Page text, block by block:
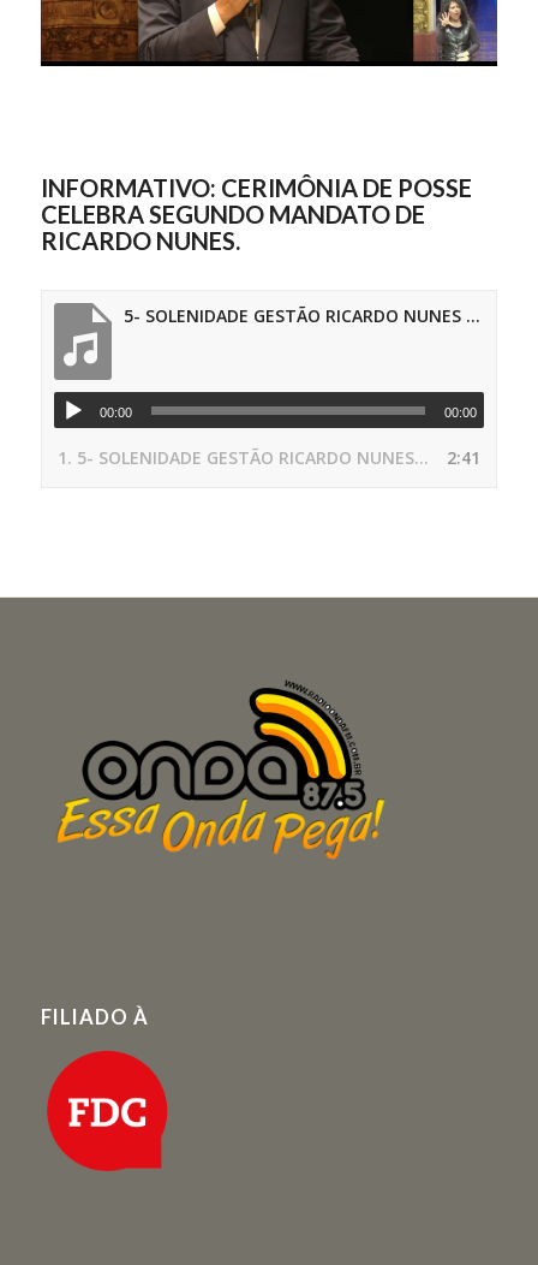
INFORMATIVO: CERIMÔNIA DE POSSE
CELEBRA SEGUNDO MANDATO DE
RICARDO NUNES.
5- SOLENIDADE GESTÃO RICARDO NUNES 2025 (1)
00:00 00:00
1. 5- SOLENIDADE GESTÃO RICARDO NUNES 2025 (1) 2:41
FILIADO À